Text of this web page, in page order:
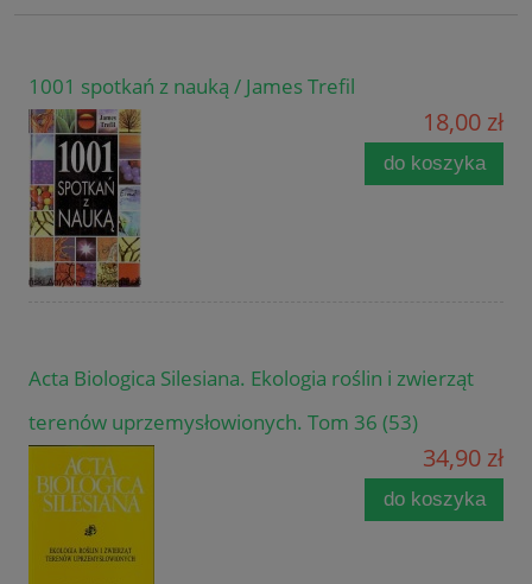
1001 spotkań z nauką / James Trefil
18,00 zł
do koszyka
Acta Biologica Silesiana. Ekologia roślin i zwierząt
terenów uprzemysłowionych. Tom 36 (53)
34,90 zł
do koszyka